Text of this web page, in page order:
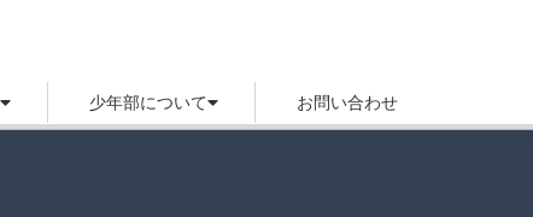
少年部について お問い合わせ